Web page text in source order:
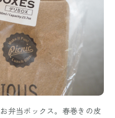
弁当ボックス。春巻きの皮